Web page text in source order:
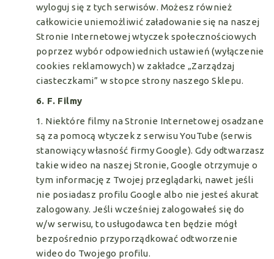
wyloguj się z tych serwisów. Możesz również
całkowicie uniemożliwić załadowanie się na naszej
Stronie Internetowej wtyczek społecznościowych
poprzez wybór odpowiednich ustawień (wyłączenie
cookies reklamowych) w zakładce „Zarządzaj
ciasteczkami” w stopce strony naszego Sklepu.
6. F. Filmy
1. Niektóre filmy na Stronie Internetowej osadzane
są za pomocą wtyczek z serwisu YouTube (serwis
stanowiący własność firmy Google). Gdy odtwarzasz
takie wideo na naszej Stronie, Google otrzymuje o
tym informację z Twojej przeglądarki, nawet jeśli
nie posiadasz profilu Google albo nie jesteś akurat
zalogowany. Jeśli wcześniej zalogowałeś się do
w/w serwisu, to usługodawca ten będzie mógł
bezpośrednio przyporządkować odtworzenie
wideo do Twojego profilu.